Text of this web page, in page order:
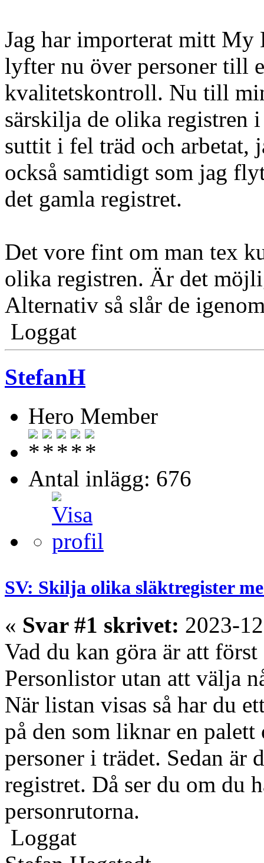
Jag har importerat mitt My
lyfter nu över personer till
kvalitetskontroll. Nu till
särskilja de olika registren
suttit i fel träd och arbetat,
också samtidigt som jag
det gamla registret.
Det vore fint om man tex
olika registren. Är det
Alternativ så slår de
Loggat
StefanH
Hero Member
Antal inlägg: 676
SV: Skilja olika släktregister
« Svar #1 skrivet: 2023-
Vad du kan göra är att
Personlistor utan att välja
När listan visas så har du
på den som liknar en
personer i trädet. Sedan är
registret. Då ser du om du
personrutorna.
Loggat